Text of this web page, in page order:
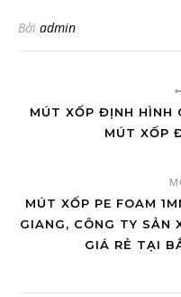
Bởi admin
MÚT XỐP ĐỊNH HÌNH
MÚT XỐP
MÚT XỐP PE FOAM
GIANG, CÔNG TY SẢN
GIÁ RẺ TẠI